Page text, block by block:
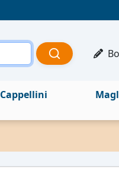
Cappellini